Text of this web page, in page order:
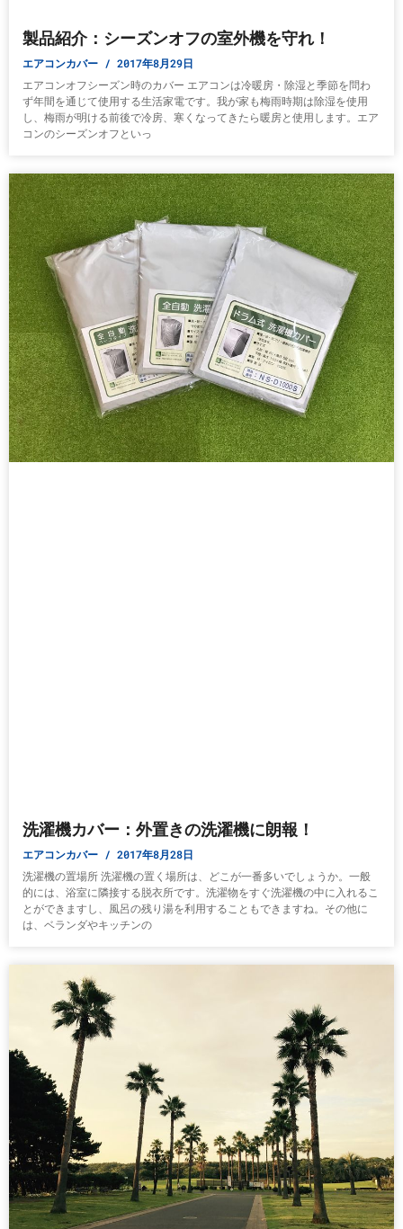
製品紹介：シーズンオフの室外機を守れ！
エアコンカバー 2017年8月29日
エアコンオフシーズン時のカバー エアコンは冷暖房・除湿と季節を問わ
ず年間を通じて使用する生活家電です。我が家も梅雨時期は除湿を使用
し、梅雨が明ける前後で冷房、寒くなってきたら暖房と使用します。エア
コンのシーズンオフといっ
洗濯機カバー：外置きの洗濯機に朗報！
エアコンカバー 2017年8月28日
洗濯機の置場所 洗濯機の置く場所は、どこが一番多いでしょうか。一般
的には、浴室に隣接する脱衣所です。洗濯物をすぐ洗濯機の中に入れるこ
とができますし、風呂の残り湯を利用することもできますね。その他に
は、ベランダやキッチンの